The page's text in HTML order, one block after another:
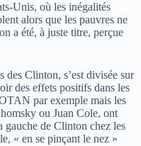
Unis, où les inégalités
alors que les pauvres ne
a été, à juste titre, perçue
Clinton, s’est divisée sur
des effets positifs dans les
par exemple mais les
ou Juan Cole, ont
gauche de Clinton chez les
« en se pinçant le nez »